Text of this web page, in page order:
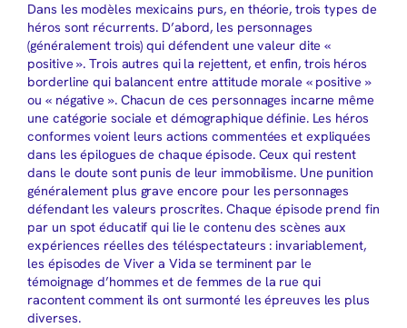
Dans les modèles mexicains purs, en théorie, trois types de
héros sont récurrents. D’abord, les personnages
(généralement trois) qui défendent une valeur dite «
positive ». Trois autres qui la rejettent, et enfin, trois héros
borderline qui balancent entre attitude morale « positive »
ou « négative ». Chacun de ces personnages incarne même
une catégorie sociale et démographique définie. Les héros
conformes voient leurs actions commentées et expliquées
dans les épilogues de chaque épisode. Ceux qui restent
dans le doute sont punis de leur immobilisme. Une punition
généralement plus grave encore pour les personnages
défendant les valeurs proscrites. Chaque épisode prend fin
par un spot éducatif qui lie le contenu des scènes aux
expériences réelles des téléspectateurs : invariablement,
les épisodes de Viver a Vida se terminent par le
témoignage d’hommes et de femmes de la rue qui
racontent comment ils ont surmonté les épreuves les plus
diverses.